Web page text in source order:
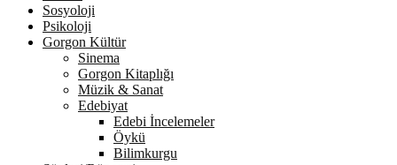
Sosyoloji
Psikoloji
Gorgon Kültür
Sinema
Gorgon Kitaplığı
Müzik & Sanat
Edebiyat
Edebi İncelemeler
Öykü
Bilimkurgu